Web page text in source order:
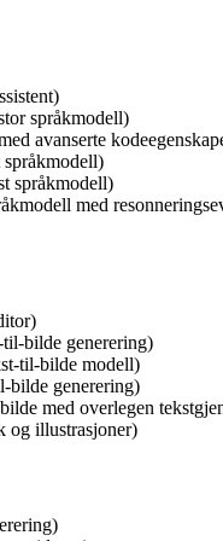
språkmodell)
avanserte
språkmodell)
språkmodell)
med
bilde generering)
til-bilde modell)
bilde generering)
med overlegen
og illustrasjoner)